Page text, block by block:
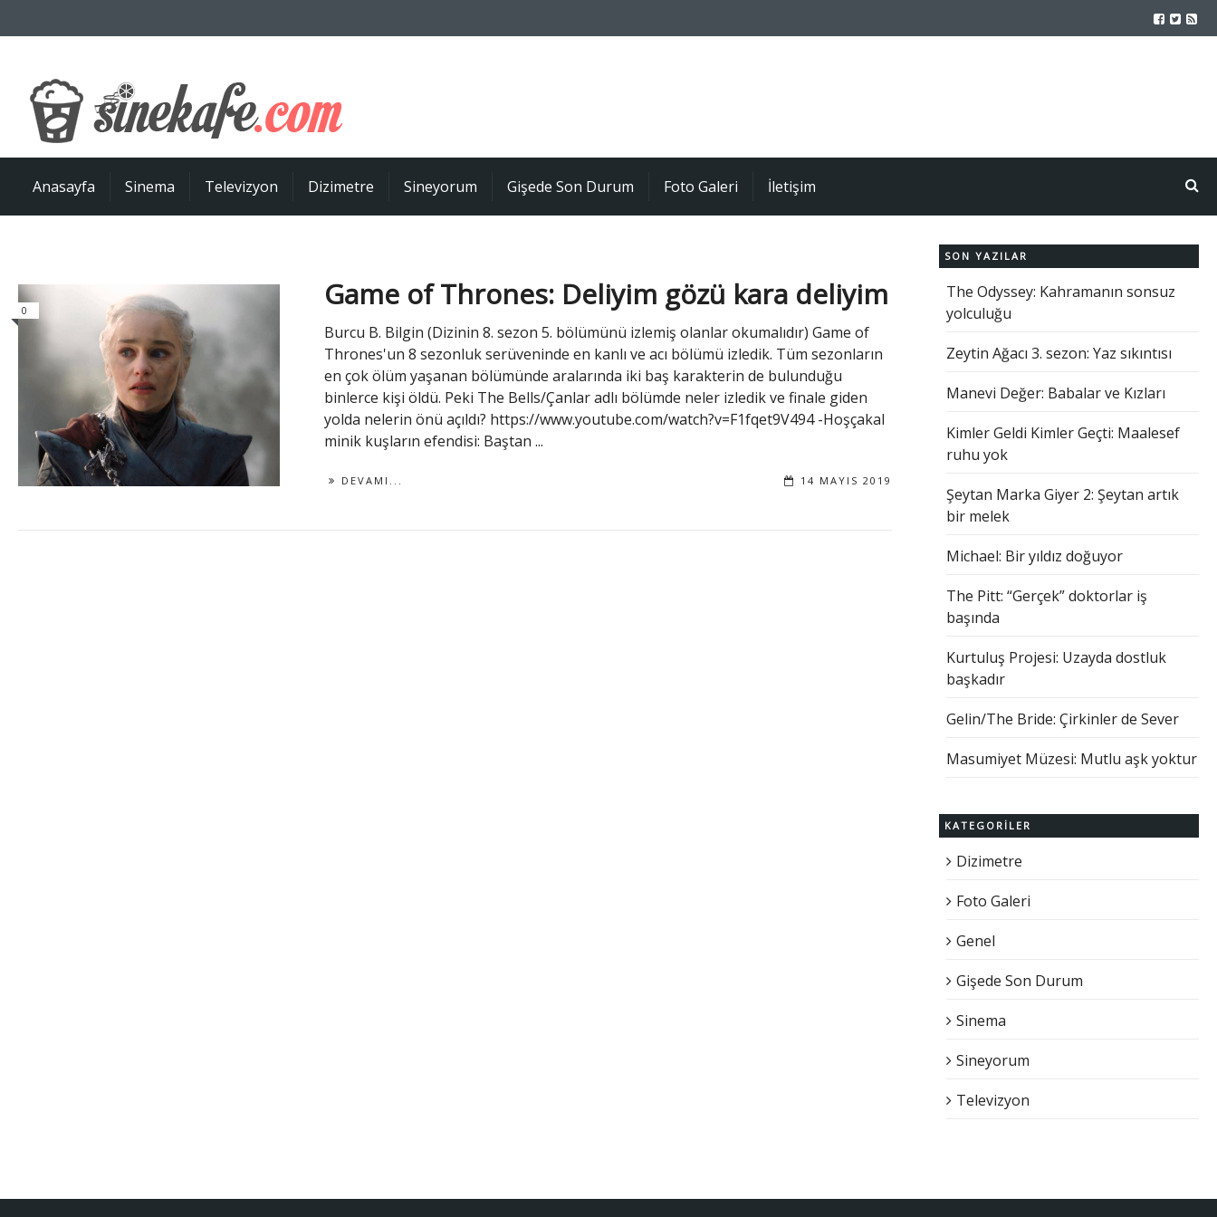
Anasayfa Sinema Televizyon Dizimetre Sineyorum Gişede Son Durum Foto Galeri İletişim
0 Game of Thrones: Deliyim gözü kara deliyim
Burcu B. Bilgin (Dizinin 8. sezon 5. bölümünü izlemiş olanlar okumalıdır) Game of
Thrones'un 8 sezonluk serüveninde en kanlı ve acı bölümü izledik. Tüm sezonların
en çok ölüm yaşanan bölümünde aralarında iki baş karakterin de bulunduğu
binlerce kişi öldü. Peki The Bells/Çanlar adlı bölümde neler izledik ve finale giden
yolda nelerin önü açıldı? https://www.youtube.com/watch?v=F1fqet9V494 -Hoşçakal
minik kuşların efendisi: Baştan ...
DEVAMI... 14 MAYIS 2019
SON YAZILAR
The Odyssey: Kahramanın sonsuz
yolculuğu
Zeytin Ağacı 3. sezon: Yaz sıkıntısı
Manevi Değer: Babalar ve Kızları
Kimler Geldi Kimler Geçti: Maalesef
ruhu yok
Şeytan Marka Giyer 2: Şeytan artık
bir melek
Michael: Bir yıldız doğuyor
The Pitt: “Gerçek” doktorlar iş
başında
Kurtuluş Projesi: Uzayda dostluk
başkadır
Gelin/The Bride: Çirkinler de Sever
Masumiyet Müzesi: Mutlu aşk yoktur
KATEGORILER
Dizimetre
Foto Galeri
Genel
Gişede Son Durum
Sinema
Sineyorum
Televizyon